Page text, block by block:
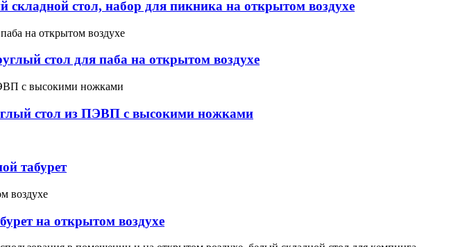
стол, набор для пикника на открытом воздухе
стол для паба на открытом воздухе
стол из ПЭВП с высокими ножками
табурет
на открытом воздухе